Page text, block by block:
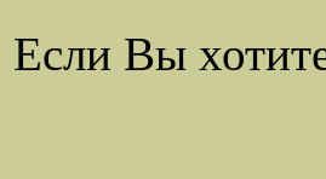
Если Вы